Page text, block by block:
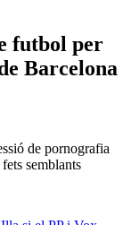
futbol per
Barcelona
de pornografia
semblants